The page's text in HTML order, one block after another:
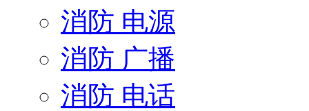
消防 电源
消防 广播
消防 电话